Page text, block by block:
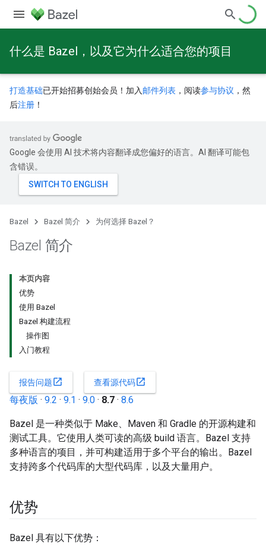
什么是 Bazel，以及它为什么适合您的项目
打造基础已开始招募创始会员！加入 邮件列表 ，阅读参与协议 ，然
后注册 ！
Google 会使用 AI 技术将内容翻译成您偏好的语言。AI 翻译可能包
含错误。
Bazel Bazel 简介 为何选择 Bazel？
Bazel 简介
本页内容
优势
使用 Bazel
Bazel 构建流程
操作图
入门教程
报告问题open_in_new 查看源代码open_in_new
每夜版 · 9.2 · 9.1 · 9.0 · 8.7 · 8.6
Bazel 是一种类似于 Make、Maven 和 Gradle 的开源构建和
测试工具。它使用人类可读的高级 build 语言。Bazel 支持
多种语言的项目，并可构建适用于多个平台的输出。Bazel
支持跨多个代码库的大型代码库，以及大量用户。
优势
Bazel 具有以下优势：